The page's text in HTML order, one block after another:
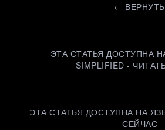
←
ЭТА СТАТЬЯ ДОСТУПНА
SIMPLIFIED -
ЭТА СТАТЬЯ ДОСТУПНА НА
СЕЙЧАС